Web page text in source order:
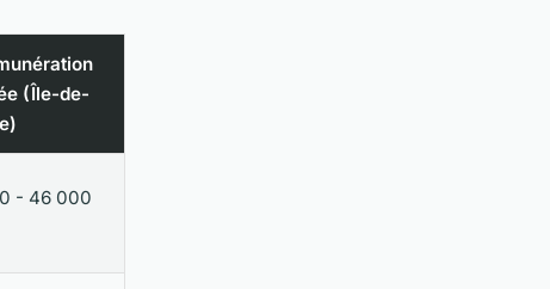
(Île-de-
- 46 000